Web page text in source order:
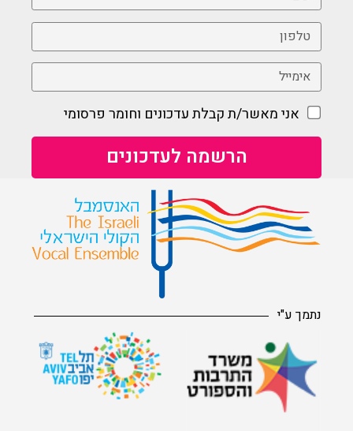
אני מאשר/ת קבלת עדכונים וחומר פרסומי
נתמך ע"י